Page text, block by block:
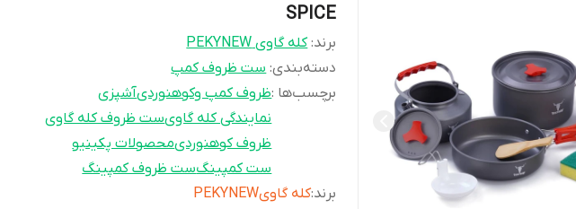
SPICE
برند: کله گاوی PEKYNEW
دسته‌بندی:ست ظروف کمپ
برچسب‌ها :ظروف کمپ وکوهنوردیآشپزی
نمایندگی کله گاویست ظروف کله گاوی
ظروف کوهنوردیمحصولات پکینیو
ست کمپینگست ظروف کمپینگ
برند:کله گاویPEKYNEW